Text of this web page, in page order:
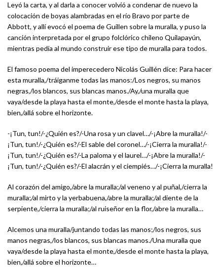
Leyó la carta, y al darla a conocer volvió a condenar de nuevo la
colocación de boyas alambradas en el río Bravo por parte de
Abbott, y allí evocó el poema de Guillen sobre la muralla, y puso la
canción interpretada por el grupo folclórico chileno Quilapayún,
mientras pedía al mundo construir ese tipo de muralla para todos.
El famoso poema del imperecedero Nicolás Guillén dice: Para hacer
esta muralla,/tráiganme todas las manos:/Los negros, su manos
negras,/los blancos, sus blancas manos./Ay,/una muralla que
vaya/desde la playa hasta el monte,/desde el monte hasta la playa,
bien,/allá sobre el horizonte.
-¡Tun, tun!/-¿Quién es?/-Una rosa y un clavel…/-¡Abre la muralla!/-
¡Tun, tun!/-¿Quién es?/-El sable del coronel…/-¡Cierra la muralla!/-
¡Tun, tun!/-¿Quién es?/-La paloma y el laurel…/-¡Abre la muralla!/-
¡Tun, tun!/-¿Quién es?/-El alacrán y el ciempiés…/-¡Cierra la muralla!
Al corazón del amigo,/abre la muralla;/al veneno y al puñal,/cierra la
muralla;/al mirto y la yerbabuena,/abre la muralla;/al diente de la
serpiente,/cierra la muralla;/al ruiseñor en la flor,/abre la muralla…
Alcemos una muralla/juntando todas las manos;/los negros, sus
manos negras,/los blancos, sus blancas manos./Una muralla que
vaya/desde la playa hasta el monte,/desde el monte hasta la playa,
bien,/allá sobre el horizonte…